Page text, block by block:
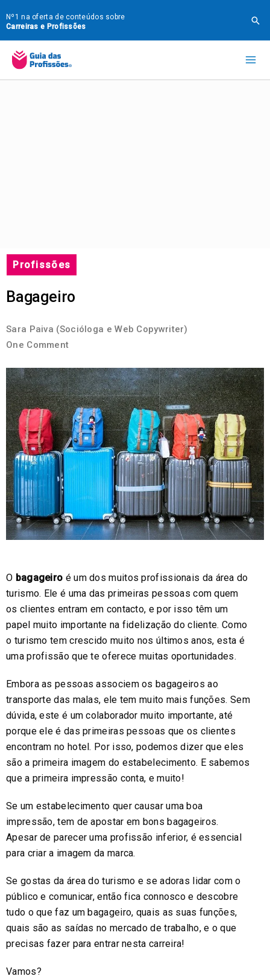
para
o
conteúdo
Nº1 na oferta de conteúdos sobre
Carreiras e Profissões
Profissões
Bagageiro
Sara Paiva (Socióloga e Web Copywriter)
One Comment
O bagageiro é um dos muitos profissionais da área do
turismo. Ele é uma das primeiras pessoas com quem
os clientes entram em contacto, e por isso têm um
papel muito importante na fidelização do cliente. Como
o turismo tem crescido muito nos últimos anos, esta é
uma profissão que te oferece muitas oportunidades.
Embora as pessoas associem os bagageiros ao
transporte das malas, ele tem muito mais funções. Sem
dúvida, este é um colaborador muito importante, até
porque ele é das primeiras pessoas que os clientes
encontram no hotel. Por isso, podemos dizer que eles
são a primeira imagem do estabelecimento. E sabemos
que a primeira impressão conta, e muito!
Se um estabelecimento quer causar uma boa
impressão, tem de apostar em bons bagageiros.
Apesar de parecer uma profissão inferior, é essencial
para criar a imagem da marca.
Se gostas da área do turismo e se adoras lidar com o
público e comunicar, então fica connosco e descobre
tudo o que faz um bagageiro, quais as suas funções,
quais são as saídas no mercado de trabalho, e o que
precisas fazer para entrar nesta carreira!
Vamos?